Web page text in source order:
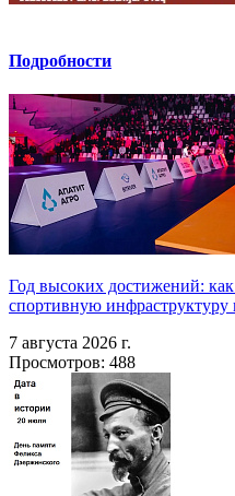
Подробности
Год высоких достижений:
спортивную инфраструктуру
7 августа 2026 г.
Просмотров: 488